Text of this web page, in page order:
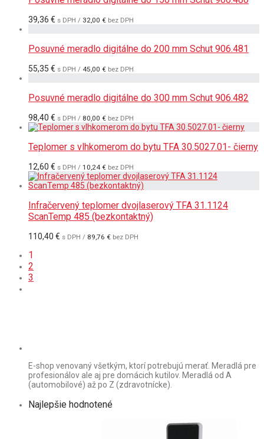
39,36 € s DPH / 32,00 € bez DPH
Posuvné meradlo digitálne do 200 mm Schut 906.481
55,35 € s DPH / 45,00 € bez DPH
Posuvné meradlo digitálne do 300 mm Schut 906.482
98,40 € s DPH / 80,00 € bez DPH
Teplomer s vlhkomerom do bytu TFA 30.5027.01- čierny
12,60 € s DPH / 10,24 € bez DPH
Infračervený teplomer dvojlaserový TFA 31.1124
ScanTemp 485 (bezkontaktný)
110,40 € s DPH / 89,76 € bez DPH
1
2
3
E-shop venovaný všetkým, ktorí potrebujú merať. Meradlá pre
profesionálov ale aj pre domácich kutilov. Meradlá od A
(automobilové) až po Z (zdravotnícke).
Najlepšie hodnotené